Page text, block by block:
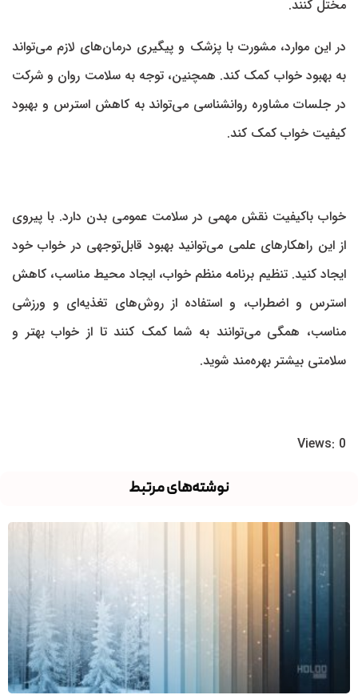
مختل کنند.
در این موارد، مشورت با پزشک و پیگیری درمان‌های لازم می‌تواند
به بهبود خواب کمک کند. همچنین، توجه به سلامت روان و شرکت
در جلسات مشاوره روانشناسی می‌تواند به کاهش استرس و بهبود
کیفیت خواب کمک کند.
خواب باکیفیت نقش مهمی در سلامت عمومی بدن دارد. با پیروی
از این راهکارهای علمی می‌توانید بهبود قابل‌توجهی در خواب خود
ایجاد کنید. تنظیم برنامه منظم خواب، ایجاد محیط مناسب، کاهش
استرس و اضطراب، و استفاده از روش‌های تغذیه‌ای و ورزشی
مناسب، همگی می‌توانند به شما کمک کنند تا از خواب بهتر و
سلامتی بیشتر بهره‌مند شوید.
Views: 0
نوشته‌های مرتبط